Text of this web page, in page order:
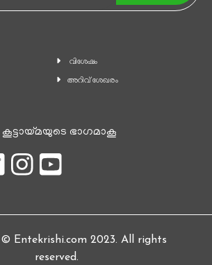
വിശേഷം
അറിവ് ശേഖരം
ഭാഗമാകൂ
Entekrishi.com 2023. All rights
reserved.